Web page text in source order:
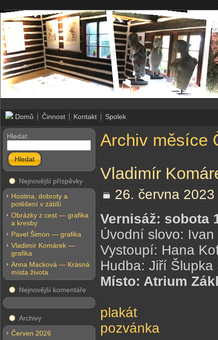
Domů Činnost Kontakt Spolek
Hledat:
Hledat
Nejnovější příspěvky
Hostina, dobroty a
potěšení v zátiší
Obrázky z cest — grafika
a kresby
Pavel Šimon — grafika
Vladimír Komárek —
grafika
Anna Macková — Krásná
místa života
Nejnovější komentáře
Archivy
Červen 2026
Archiv měsíce
Vladimír
26. června
Vernisáž: sobota
Úvodní slovo: Ivan
Vystoupí: Hana
Hudba: Jiří Šlupka
Místo: Atrium
plakát
pozvánka